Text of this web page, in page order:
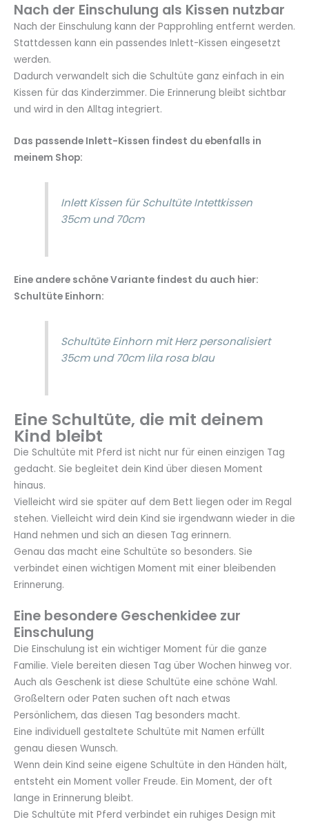
Nach der Einschulung als Kissen nutzbar
Nach der Einschulung kann der Papprohling entfernt werden.
Stattdessen kann ein passendes Inlett-Kissen eingesetzt
werden.
Dadurch verwandelt sich die Schultüte ganz einfach in ein
Kissen für das Kinderzimmer. Die Erinnerung bleibt sichtbar
und wird in den Alltag integriert.
Das passende Inlett-Kissen findest du ebenfalls in
meinem Shop:
Inlett Kissen für Schultüte Intettkissen
35cm und 70cm
Eine andere schöne Variante findest du auch hier:
Schultüte Einhorn:
Schultüte Einhorn mit Herz personalisiert
35cm und 70cm lila rosa blau
Eine Schultüte, die mit deinem
Kind bleibt
Die Schultüte mit Pferd ist nicht nur für einen einzigen Tag
gedacht. Sie begleitet dein Kind über diesen Moment
hinaus.
Vielleicht wird sie später auf dem Bett liegen oder im Regal
stehen. Vielleicht wird dein Kind sie irgendwann wieder in die
Hand nehmen und sich an diesen Tag erinnern.
Genau das macht eine Schultüte so besonders. Sie
verbindet einen wichtigen Moment mit einer bleibenden
Erinnerung.
Eine besondere Geschenkidee zur
Einschulung
Die Einschulung ist ein wichtiger Moment für die ganze
Familie. Viele bereiten diesen Tag über Wochen hinweg vor.
Auch als Geschenk ist diese Schultüte eine schöne Wahl.
Großeltern oder Paten suchen oft nach etwas
Persönlichem, das diesen Tag besonders macht.
Eine individuell gestaltete Schultüte mit Namen erfüllt
genau diesen Wunsch.
Wenn dein Kind seine eigene Schultüte in den Händen hält,
entsteht ein Moment voller Freude. Ein Moment, der oft
lange in Erinnerung bleibt.
Die Schultüte mit Pferd verbindet ein ruhiges Design mit